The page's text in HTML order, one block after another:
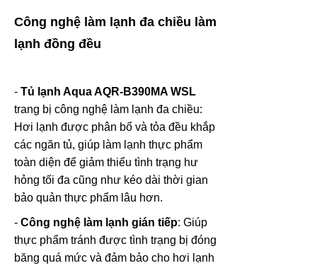
Công nghệ làm lạnh đa chiều làm
lạnh đồng đều
- Tủ lạnh Aqua AQR-B390MA WSL
trang bị công nghệ làm lạnh đa chiều:
Hơi lạnh được phân bổ và tỏa đều khắp
các ngăn tủ, giúp làm lạnh thực phẩm
toàn diện để giảm thiểu tình trạng hư
hỏng tối đa cũng như kéo dài thời gian
bảo quản thực phẩm lâu hơn.
- Công nghệ làm lạnh gián tiếp: Giúp
thực phẩm tránh được tình trạng bị đóng
băng quá mức và đảm bảo cho hơi lạnh